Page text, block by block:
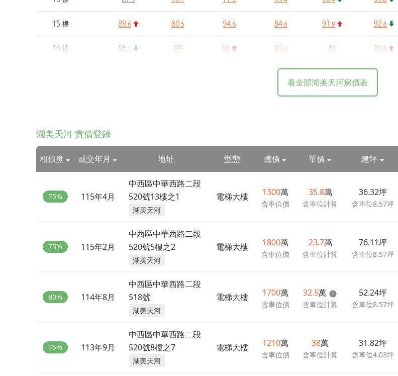
看全部湖美天河房價表
湖美天河 實價登錄
相似度 成交年月 地址 型態 總價 單價 建坪
75% 115年4月
中西區中華西路二段
520號13樓之1
湖美天河
電梯大樓 1300萬
含車位價
35.8萬
含車位計算
36.32坪
含車位8.57坪
75% 115年2月
中西區中華西路二段
520號5樓之2
湖美天河
電梯大樓 1800萬
含車位價
23.7萬
含車位計算
76.11坪
含車位8.57坪
80% 114年8月
中西區中華西路二段
518號
湖美天河
電梯大樓 1700萬
含車位價
32.5萬
含車位計算
52.24坪
含車位8.57坪
75% 113年9月
中西區中華西路二段
520號8樓之7
湖美天河
電梯大樓 1210萬
含車位價
38萬
含車位計算
31.82坪
含車位4.03坪